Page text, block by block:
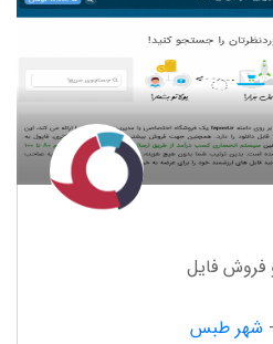
فروش فایل
- شهر طبس